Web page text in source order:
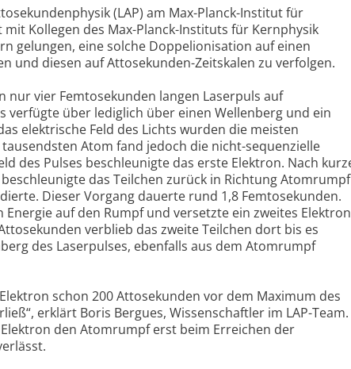
(LAP) am Max-Planck-Institut für
Kollegen des Max-Planck-Instituts für Kernphysik
gelungen, eine solche Doppelionisation auf einen
und diesen auf Attosekunden-Zeitskalen zu verfolgen.
nur vier Femtosekunden langen Laserpuls auf
verfügte über lediglich über einen Wellenberg und ein
elektrische Feld des Lichts wurden die meisten
Atom fand jedoch die nicht-sequenzielle
des Pulses beschleunigte das erste Elektron. Nach
das Teilchen zurück in Richtung Atomrumpf
Dieser Vorgang dauerte rund 1,8 Femtosekunden.
auf den Rumpf und versetzte ein zweites Elektron
verblieb das zweite Teilchen dort bis es
des Laserpulses, ebenfalls aus dem Atomrumpf
schon 200 Attosekunden vor dem Maximum des
erklärt Boris Bergues, Wissenschaftler im LAP-Team.
den Atomrumpf erst beim Erreichen der